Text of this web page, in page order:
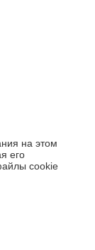
на этом
его
cookie